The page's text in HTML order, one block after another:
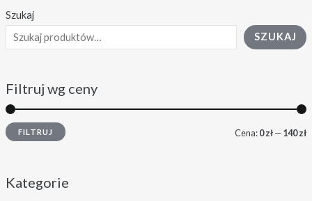
Szukaj
SZUKAJ
Filtruj wg ceny
FILTRUJ Cena:0 zł—140 zł
Kategorie